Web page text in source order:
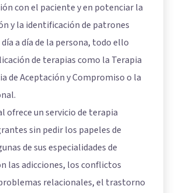
con el paciente y en potenciar la
y la identificación de patrones
a día de la persona, todo ello
de terapias como la Terapia
de Aceptación y Compromiso o la
ofrece un servicio de terapia
sin pedir los papeles de
de sus especialidades de
las adicciones, los conflictos
relacionales, el trastorno